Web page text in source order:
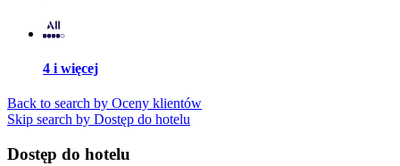
4 i więcej
Back to search by Oceny klientów
Skip search by Dostęp do hotelu
Dostęp do hotelu